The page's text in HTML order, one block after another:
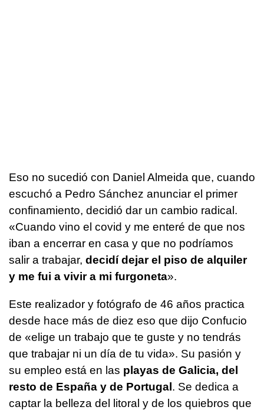
Eso no sucedió con Daniel Almeida que, cuando
escuchó a Pedro Sánchez anunciar el primer
confinamiento, decidió dar un cambio radical.
«Cuando vino el covid y me enteré de que nos
iban a encerrar en casa y que no podríamos
salir a trabajar, decidí dejar el piso de alquiler
y me fui a vivir a mi furgoneta».
Este realizador y fotógrafo de 46 años practica
desde hace más de diez eso que dijo Confucio
de «elige un trabajo que te guste y no tendrás
que trabajar ni un día de tu vida». Su pasión y
su empleo está en las playas de Galicia, del
resto de España y de Portugal. Se dedica a
captar la belleza del litoral y de los quiebros que